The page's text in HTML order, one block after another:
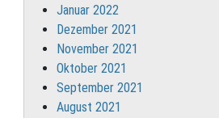
Januar 2022
Dezember 2021
November 2021
Oktober 2021
September 2021
August 2021